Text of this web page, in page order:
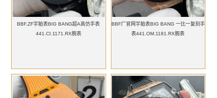
BBF,ZF宇舶表BIG BANG超A高仿手表
441.CI.1171.RX腕表
BBF厂官网宇舶表BIG BANG 一比一复刻手
表441.OM.1181.RX腕表